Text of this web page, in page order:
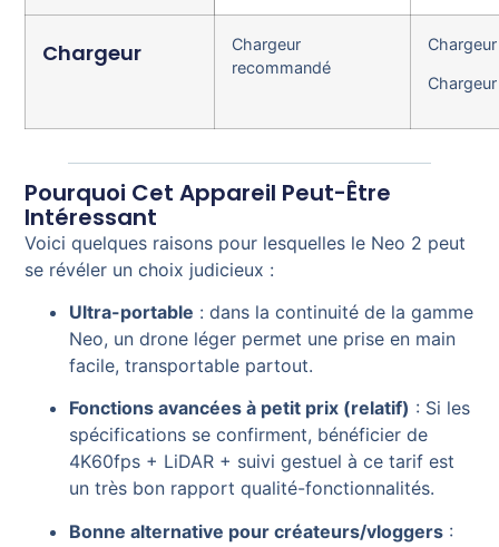
Chargeur
Chargeur
recommandé
Pourquoi Cet Appareil Peut-Être
Intéressant
Voici quelques raisons pour lesquelles le Neo 2 peut
se révéler un choix judicieux :
Ultra-portable : dans la continuité de la gamme
Neo, un drone léger permet une prise en main
facile, transportable partout.
Fonctions avancées à petit prix (relatif) : Si les
spécifications se confirment, bénéficier de
4K60fps + LiDAR + suivi gestuel à ce tarif est
un très bon rapport qualité-fonctionnalités.
Bonne alternative pour créateurs/vloggers :